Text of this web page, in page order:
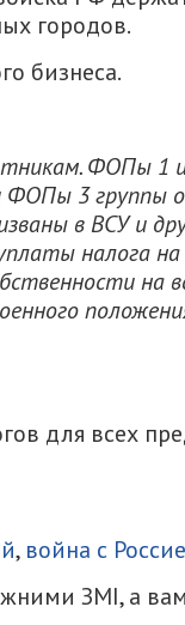
городов.
бизнеса.
ФОПы 1
ФОПы 3 группы
в ВСУ и
налога
на
для всех
, война с
ЗМІ, а